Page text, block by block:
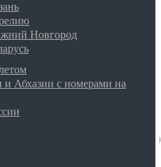
Новгород
Абхазии с номерами на